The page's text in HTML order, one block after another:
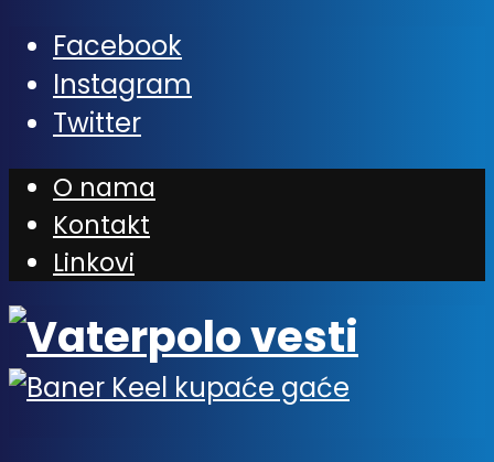
Facebook
Instagram
Twitter
O nama
Kontakt
Linkovi